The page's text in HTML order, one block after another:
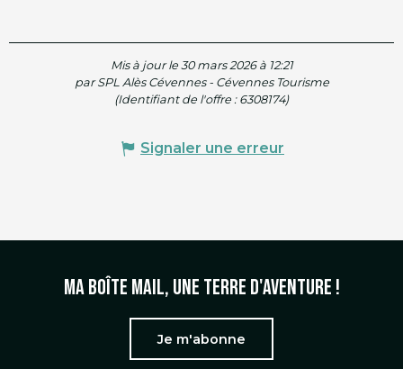
Mis à jour le 30 mars 2026 à 12:21
par SPL Alès Cévennes - Cévennes Tourisme
(Identifiant de l'offre : 6308174)
Signaler une erreur
Ma boîte mail, une terre d'aventure !
Je m'abonne